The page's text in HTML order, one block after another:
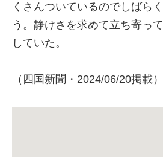
くさんついているのでしばら
う。静けさを求めて立ち寄っ
していた。
（四国新聞・2024/06/20掲載）